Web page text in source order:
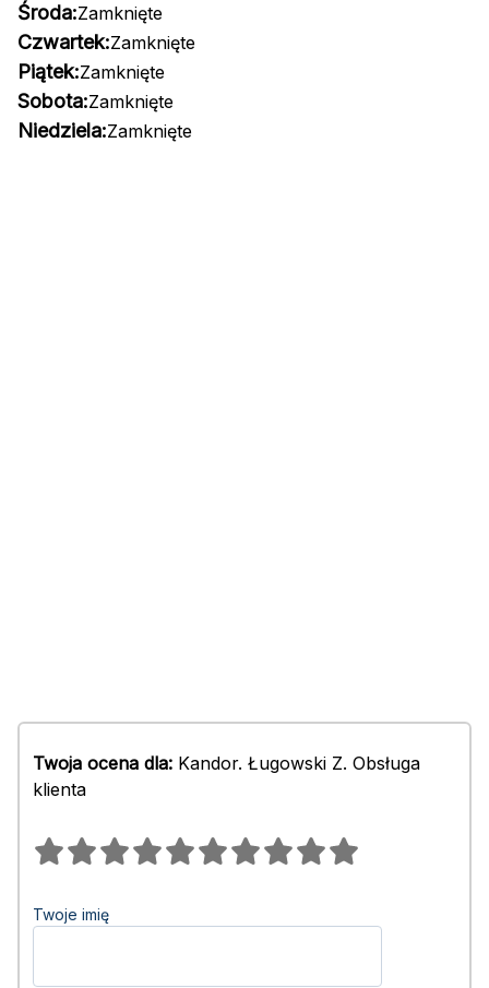
Środa:Zamknięte
Czwartek:Zamknięte
Piątek:Zamknięte
Sobota:Zamknięte
Niedziela:Zamknięte
Twoja ocena dla: Kandor. Ługowski Z. Obsługa
klienta
Twoje imię